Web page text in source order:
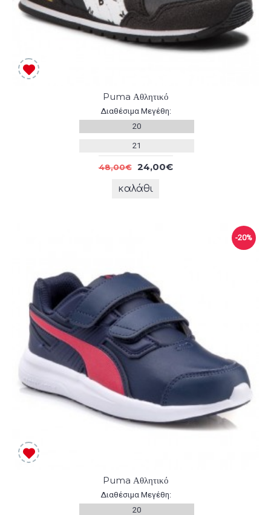
Puma Αθλητικό
Διαθέσιμα Μεγέθη:
20
21
48,00€ 24,00€
καλάθι
-20%
Puma Αθλητικό
Διαθέσιμα Μεγέθη:
20